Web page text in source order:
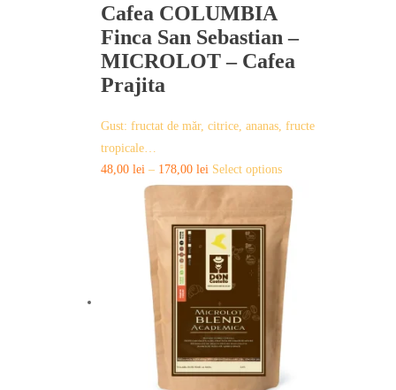
Cafea COLUMBIA
Finca San Sebastian –
MICROLOT – Cafea
Prajita
Gust: fructat de măr, citrice, ananas, fructe
tropicale…
48,00 lei – 178,00 lei Select optionsThis
product
has
multiple
variants.
The
options
may
be